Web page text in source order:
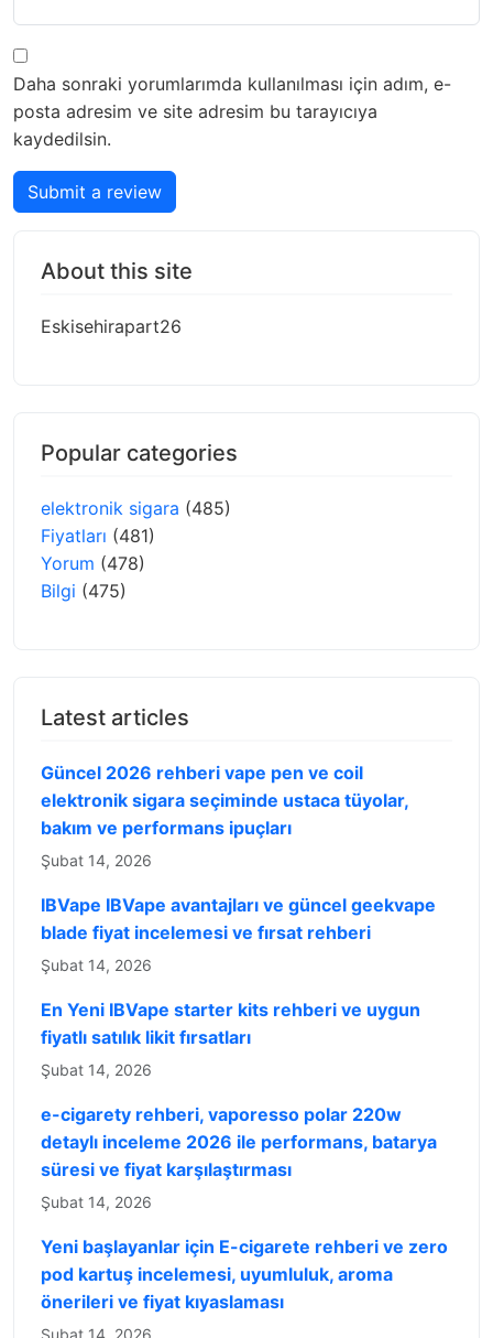
Daha sonraki yorumlarımda kullanılması için adım, e-
posta adresim ve site adresim bu tarayıcıya
kaydedilsin.
Submit a review
About this site
Eskisehirapart26
Popular categories
elektronik sigara (485)
Fiyatları (481)
Yorum (478)
Bilgi (475)
Latest articles
Güncel 2026 rehberi vape pen ve coil
elektronik sigara seçiminde ustaca tüyolar,
bakım ve performans ipuçları
Şubat 14, 2026
IBVape IBVape avantajları ve güncel geekvape
blade fiyat incelemesi ve fırsat rehberi
Şubat 14, 2026
En Yeni IBVape starter kits rehberi ve uygun
fiyatlı satılık likit fırsatları
Şubat 14, 2026
e-cigarety rehberi, vaporesso polar 220w
detaylı inceleme 2026 ile performans, batarya
süresi ve fiyat karşılaştırması
Şubat 14, 2026
Yeni başlayanlar için E-cigarete rehberi ve zero
pod kartuş incelemesi, uyumluluk, aroma
önerileri ve fiyat kıyaslaması
Şubat 14, 2026